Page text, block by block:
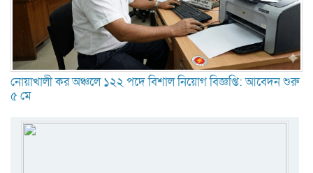
নোয়াখালী কর অঞ্চলে ১২২ পদে বিশাল নিয়োগ বিজ্ঞপ্তি: আবেদন শুরু
৫ মে